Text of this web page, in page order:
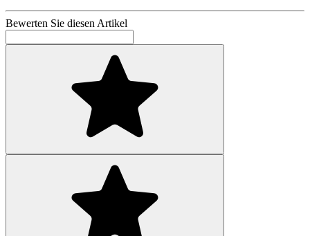
Bewerten Sie diesen Artikel